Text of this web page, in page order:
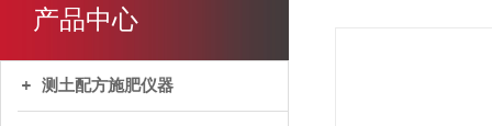
产品中心
测土配方施肥仪器